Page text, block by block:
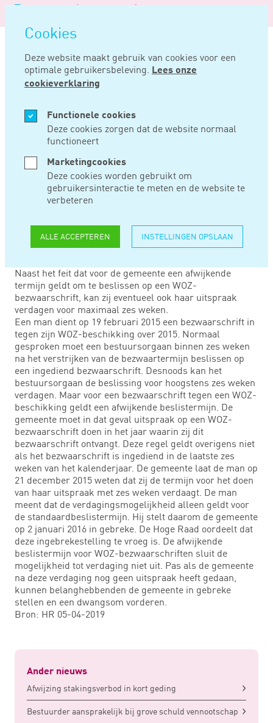
overslaan
Cookies
Deze website maakt gebruik van cookies voor een
optimale gebruikersbeleving. Lees onze
cookieverklaring
Functionele cookies
Deze cookies zorgen dat de website normaal
functioneert
Marketingcookies
Deze cookies worden gebruikt om
gebruikersinteractie te meten en de website te
verbeteren
ALLE ACCEPTEREN INSTELLINGEN OPSLAAN
Logo
Noord
Negentig
Home Nieuws
APR 15, 2019
GEMEENTE KAN
TIJD NEMEN VOOR
UITSPRAAK WOZ-
BEZWAAR
Naast het feit dat voor de gemeente een afwijkende
termijn geldt om te beslissen op een WOZ-
bezwaarschrift, kan zij eventueel ook haar uitspraak
verdagen voor maximaal zes weken.
Een man dient op 19 februari 2015 een bezwaarschrift in
tegen zijn WOZ-beschikking over 2015. Normaal
gesproken moet een bestuursorgaan binnen zes weken
na het verstrijken van de bezwaartermijn beslissen op
een ingediend bezwaarschrift. Desnoods kan het
bestuursorgaan de beslissing voor hoogstens zes weken
verdagen. Maar voor een bezwaarschrift tegen een WOZ-
beschikking geldt een afwijkende beslistermijn. De
gemeente moet in dat geval uitspraak op een WOZ-
bezwaarschrift doen in het jaar waarin zij dit
bezwaarschrift ontvangt. Deze regel geldt overigens niet
als het bezwaarschrift is ingediend in de laatste zes
weken van het kalenderjaar. De gemeente laat de man op
21 december 2015 weten dat zij de termijn voor het doen
van haar uitspraak met zes weken verdaagt. De man
meent dat de verdagingsmogelijkheid alleen geldt voor
de standaardbeslistermijn. Hij stelt daarom de gemeente
op 2 januari 2016 in gebreke. De Hoge Raad oordeelt dat
deze ingebrekestelling te vroeg is. De afwijkende
beslistermijn voor WOZ-bezwaarschriften sluit de
mogelijkheid tot verdaging niet uit. Pas als de gemeente
na deze verdaging nog geen uitspraak heeft gedaan,
kunnen belanghebbenden de gemeente in gebreke
stellen en een dwangsom vorderen.
Bron: HR 05-04-2019
Ander nieuws
Afwijzing stakingsverbod in kort geding
Bestuurder aansprakelijk bij grove schuld vennootschap